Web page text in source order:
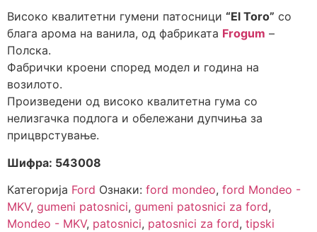
Високо квалитетни гумени патосници “El Toro” со
блага арома на ванила, од фабриката Frogum –
Полска.
Фабрички кроени според модел и година на
возилото.
Произведени од високо квалитетна гума со
нелизгачка подлога и обележани дупчиња за
прицврстување.
Шифра: 543008
Категорија Ford Ознаки: ford mondeo, ford Mondeo -
MKV, gumeni patosnici, gumeni patosnici za ford,
Mondeo - MKV, patosnici, patosnici za ford, tipski